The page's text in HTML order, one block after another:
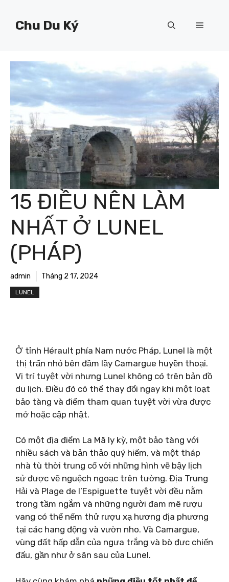
Chu Du Ký Menu
15 ĐIỀU NÊN LÀM
NHẤT Ở LUNEL
(PHÁP)
admin Tháng 2 17, 2024
LUNEL
Ở tỉnh Hérault phía Nam nước Pháp, Lunel là một
thị trấn nhỏ bên đầm lầy Camargue huyền thoại.
Vị trí tuyệt vời nhưng Lunel không có trên bản đồ
du lịch. Điều đó có thể thay đổi ngay khi một loạt
bảo tàng và điểm tham quan tuyệt vời vừa được
mở hoặc cập nhật.
Có một địa điểm La Mã ly kỳ, một bảo tàng với
nhiều sách và bản thảo quý hiếm, và một tháp
nhà tù thời trung cổ với những hình vẽ bậy lịch
sử được vẽ nguệch ngoạc trên tường. Địa Trung
Hải và Plage de l’Espiguette tuyệt vời đều nằm
trong tầm ngắm và những người đam mê rượu
vang có thể nếm thử rượu xạ hương địa phương
tại các hang động và vườn nho. Và Camargue,
vùng đất hấp dẫn của ngựa trắng và bò đực chiến
đấu, gần như ở sân sau của Lunel.